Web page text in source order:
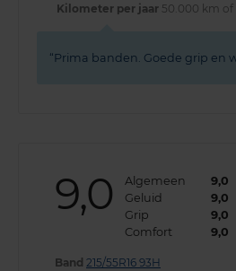
Kilometer per jaar 50.000 km of
Prima banden. Goede grip en
9,0 Algemeen
9,0
Geluid
9,0
Grip
9,0
Comfort
9,0
Band 215/55R16 93H